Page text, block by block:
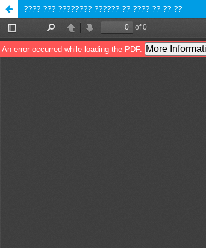
???? ??? ???????? ?????? ?? ???? ?? ?? ??